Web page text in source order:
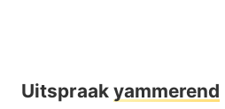
Uitspraak yammerend